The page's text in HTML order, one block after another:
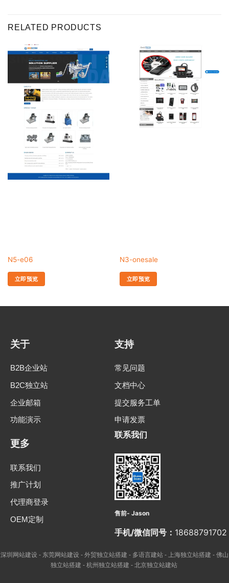
RELATED PRODUCTS
N5-e06
立即预览
N3-onesale
立即预览
关于
B2B企业站
B2C独立站
企业邮箱
功能演示
支持
常见问题
文档中心
提交服务工单
申请发票
更多
联系我们
推广计划
代理商登录
OEM定制
联系我们
售前- Jason
手机/微信同号： 18688791702
深圳网站建设 - 东莞网站建设 - 外贸独立站搭建 - 多语言建站 - 上海独立站搭建 - 佛山
独立站搭建 - 杭州独立站搭建 - 北京独立站建站